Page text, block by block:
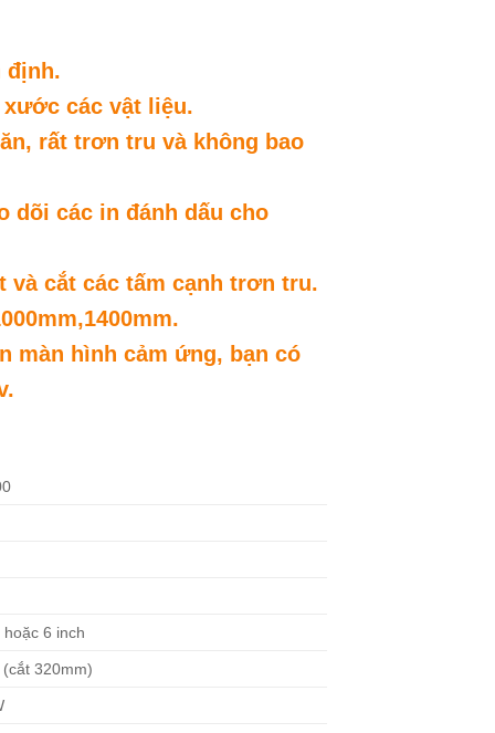
định.
xước các vật liệu.
rất trơn tru và không bao
dõi các in đánh dấu cho
và cắt các tấm cạnh trơn tru.
màn hình cảm ứng, bạn có
hoặc 6 inch
(cắt 320mm)